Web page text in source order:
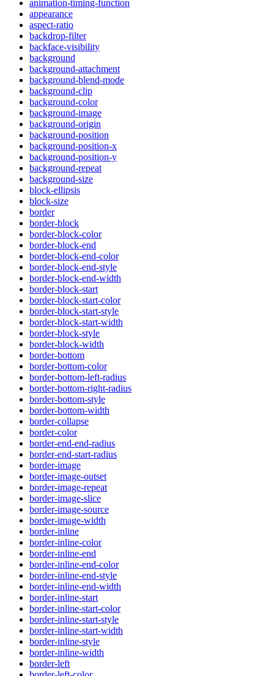
animation-timing-function
appearance
aspect-ratio
backdrop-filter
backface-visibility
background
background-attachment
background-blend-mode
background-clip
background-color
background-image
background-origin
background-position
background-position-x
background-position-y
background-repeat
background-size
block-ellipsis
block-size
border
border-block
border-block-color
border-block-end
border-block-end-color
border-block-end-style
border-block-end-width
border-block-start
border-block-start-color
border-block-start-style
border-block-start-width
border-block-style
border-block-width
border-bottom
border-bottom-color
border-bottom-left-radius
border-bottom-right-radius
border-bottom-style
border-bottom-width
border-collapse
border-color
border-end-end-radius
border-end-start-radius
border-image
border-image-outset
border-image-repeat
border-image-slice
border-image-source
border-image-width
border-inline
border-inline-color
border-inline-end
border-inline-end-color
border-inline-end-style
border-inline-end-width
border-inline-start
border-inline-start-color
border-inline-start-style
border-inline-start-width
border-inline-style
border-inline-width
border-left